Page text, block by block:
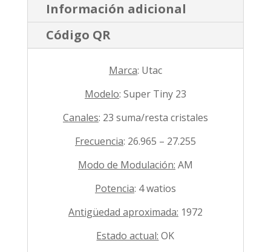
Información adicional
Código QR
Marca: Utac
Modelo: Super Tiny 23
Canales: 23 suma/resta cristales
Frecuencia: 26.965 – 27.255
Modo de Modulación: AM
Potencia: 4 watios
Antigüedad aproximada: 1972
Estado actual: OK